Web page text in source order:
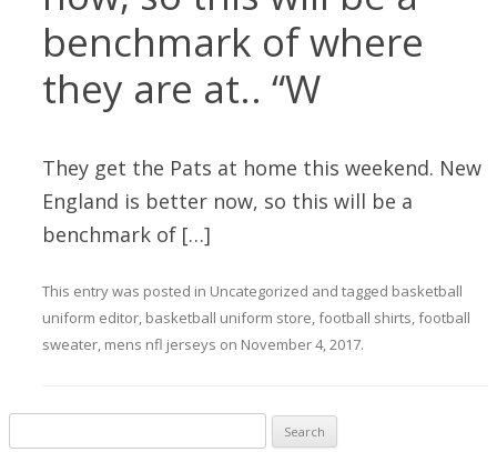
benchmark of where
they are at.. “W
They get the Pats at home this weekend. New
England is better now, so this will be a
benchmark of […]
This entry was posted in Uncategorized and tagged basketball
uniform editor, basketball uniform store,football shirts,football
sweater, mens nfl jerseys on November 4, 2017.